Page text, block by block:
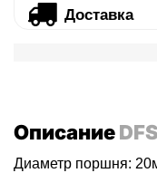
Доставка
Описание
Диаметр поршня: